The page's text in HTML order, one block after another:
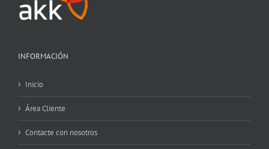
INFORMACIÓN
Inicio
Área Cliente
Contacte con nosotros